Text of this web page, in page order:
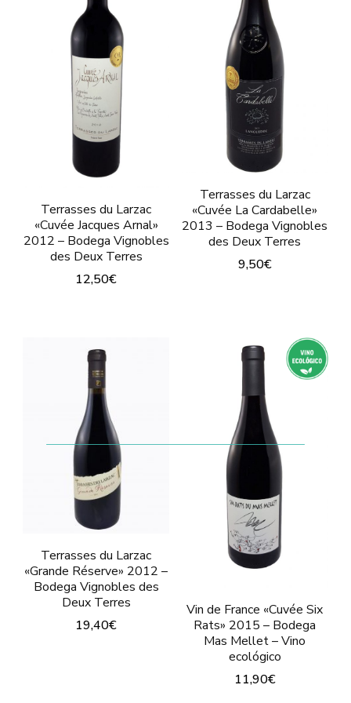
Las
opciones
se
pueden
elegir
en
página
producto
Las
opciones
pueden
elegir
en
la
página
de
producto
Terrasses du Larzac
«Cuvée Jacques Arnal»
2012 – Bodega Vignobles
des Deux Terres
12,50€
tiene
múltiples
variantes.
Las
opciones
se
pueden
elegir
en
la
página
de
Terrasses du Larzac
«Cuvée La Cardabelle»
2013 – Bodega Vignobles
des Deux Terres
9,50€
múltiples
variantes.
Las
opciones
se
pueden
elegir
en
la
de
producto
Terrasses du Larzac
«Grande Réserve» 2012 –
Bodega Vignobles des
Deux Terres
19,40€
Vin de France «Cuvée Six
Rats» 2015 – Bodega
Mas Mellet – Vino
ecológico
11,90€